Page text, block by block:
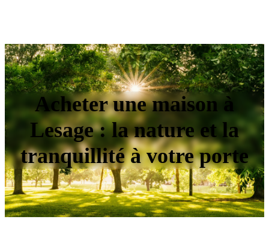
Acheter une maison à
Lesage : la nature et la
tranquillité à votre porte